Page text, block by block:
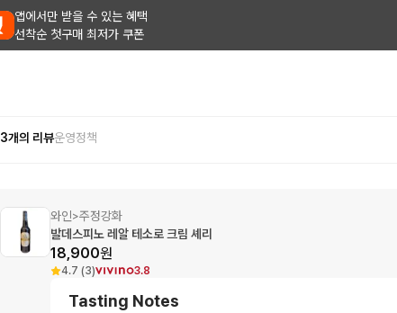
앱에서만 받을 수 있는 혜택
선착순 첫구매 최저가 쿠폰
3개의 리뷰운영정책
와인>주정강화
발데스피노 레알 테소로 크림 셰리
18,900원
4.7 (3) 3.8
Tasting Notes